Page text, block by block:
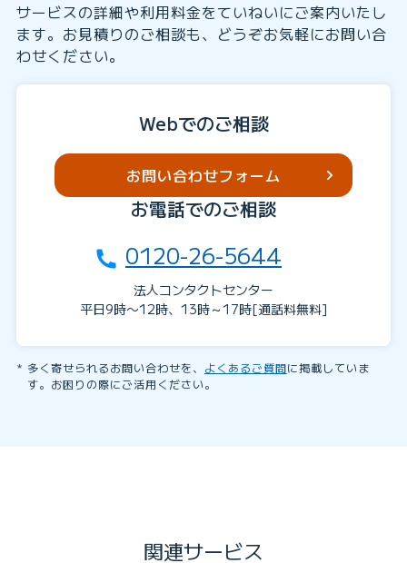
サービスの詳細や利用料金をていねいにご案内いたし
ます。お見積りのご相談も、どうぞお気軽にお問い合
わせください。
Webでのご相談
お問い合わせフォーム
お電話でのご相談
0120-26-5644
法人コンタクトセンター
平日9時〜12時、13時～17時[通話料無料]
多く寄せられるお問い合わせを、 よくあるご質問に掲載していま
す。お困りの際にご活用ください。
関連サービス